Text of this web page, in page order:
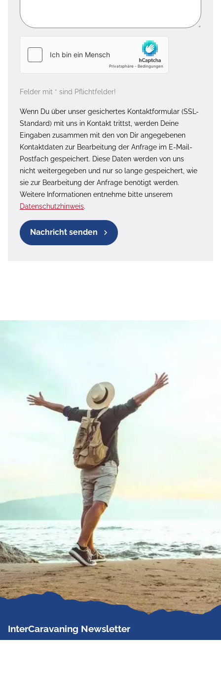
Felder mit * sind Pflichtfelder!
Wenn Du über unser gesichertes Kontaktformular (SSL-
Standard) mit uns in Kontakt trittst, werden Deine
Eingaben zusammen mit den von Dir angegebenen
Kontaktdaten zur Bearbeitung der Anfrage im E-Mail-
Postfach gespeichert. Diese Daten werden von uns
nicht weitergegeben und nur so lange gespeichert, wie
sie zur Bearbeitung der Anfrage benötigt werden.
Weitere Informationen entnehme bitte unserem
Datenschutzhinweis.
Nachricht senden
InterCaravaning Newsletter